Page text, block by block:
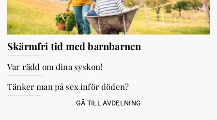
Skärmfri tid med barnbarnen
Var rädd om dina syskon!
Tänker man på sex inför döden?
GÅ TILL AVDELNING